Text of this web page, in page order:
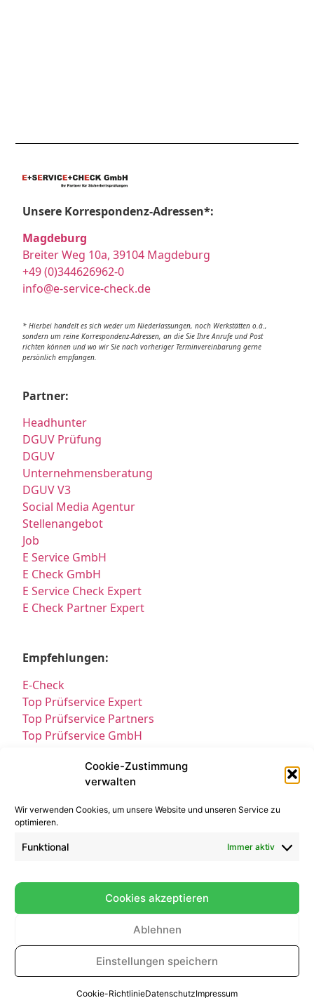
Cookie-Zustimmung
verwalten
Wir verwenden Cookies, um unsere Website und unseren Service zu
optimieren.
Funktional Immer aktiv
Cookies akzeptieren
Ablehnen
Einstellungen speichern
Cookie-RichtlinieDatenschutzImpressum
Unsere Korrespondenz-Adressen*:
Magdeburg
Breiter Weg 10a, 39104 Magdeburg
+49 (0)344626962-0
info@e-service-check.de
* Hierbei handelt es sich weder um Niederlassungen, noch Werkstätten o.ä.,
sondern um reine Korrespondenz-Adressen, an die Sie Ihre Anrufe und Post
richten können und wo wir Sie nach vorheriger Terminvereinbarung gerne
persönlich empfangen.
Partner:
Headhunter
DGUV Prüfung
DGUV
Unternehmensberatung
DGUV V3
Social Media Agentur
Stellenangebot
Job
E Service GmbH
E Check GmbH
E Service Check Expert
E Check Partner Expert
Empfehlungen:
E-Check
Top Prüfservice Expert
Top Prüfservice Partners
Top Prüfservice GmbH
Sicherheitsprüfungen Partners
Sicherheitsprüfungen Expert
Prüfung E-Check Expert
Prüfung elektrischer Anlagen
Kontakt Impressum Datenschutz
© All Rights Reserved 2025